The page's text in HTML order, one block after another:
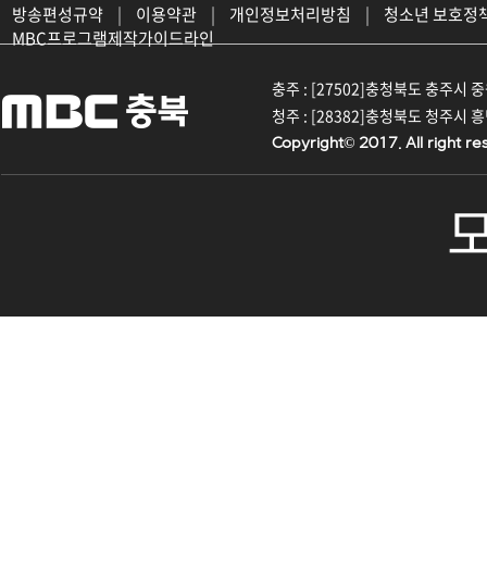
방송편성규약 | 이용약관 | 개인정보처리방침 |
청소년 보호정
MBC프로그램제작가이드라인
충주 : [27502]충청북도 충주시
청주 : [28382]충청북도 청주시
Copyright© 2017. All right